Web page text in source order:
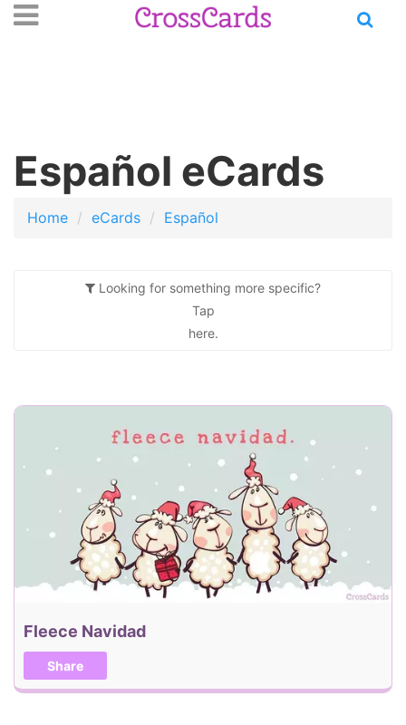
Open
Español eCards
Home eCards Español
Looking for something more specific?
Tap
here.
Fleece Navidad
Share